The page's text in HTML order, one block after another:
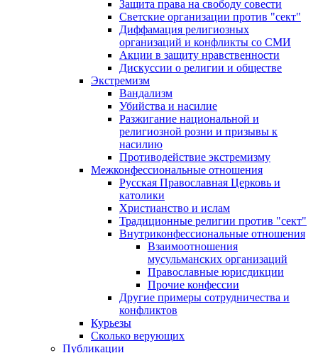
Защита права на свободу совести
Светские организации против "сект"
Диффамация религиозных
организаций и конфликты со СМИ
Акции в защиту нравственности
Дискуссии о религии и обществе
Экстремизм
Вандализм
Убийства и насилие
Разжигание национальной и
религиозной розни и призывы к
насилию
Противодействие экстремизму
Межконфессиональные отношения
Русская Православная Церковь и
католики
Христианство и ислам
Традиционные религии против "сект"
Внутриконфессиональные отношения
Взаимоотношения
мусульманских организаций
Православные юрисдикции
Прочие конфессии
Другие примеры сотрудничества и
конфликтов
Курьезы
Сколько верующих
Публикации